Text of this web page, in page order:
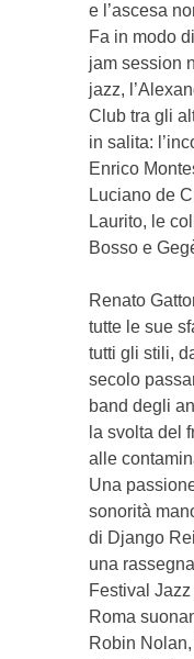
e l’ascesa
Fa in modo
jam session
jazz,
Club tra gli
in salita:
Enrico
Luciano de
Laurito, le
Bosso e
Renato
tutte le sue
tutti gli stili,
secolo
band degli
la svolta del
alle
Una
sonorità
di Django
una
Festival
Roma
Ro­bin